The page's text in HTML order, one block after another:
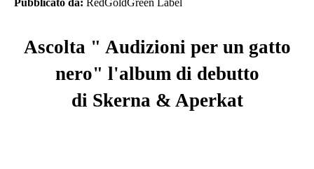
Ascolta " Audizioni per un gatto
nero" l'album di debutto
di Skerna & Aperkat